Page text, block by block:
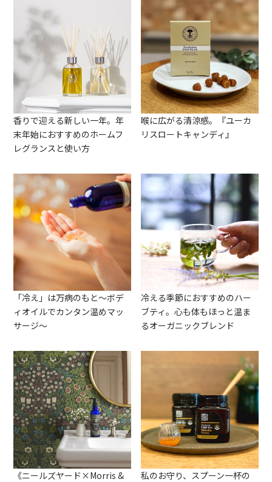
香りで迎える新しい一年。年
末年始におすすめのホームフ
レグランスと使い方
喉に広がる清涼感。『ユーカ
リスロートキャンディ』
「冷え」は万病のもと～ボデ
ィオイルでカンタン温めマッ
サージ～
冷える季節におすすめのハー
ブティ。心も体もほっと温ま
るオーガニックブレンド
《ニールズヤード×Morris &
私のお守り、スプーン一杯の